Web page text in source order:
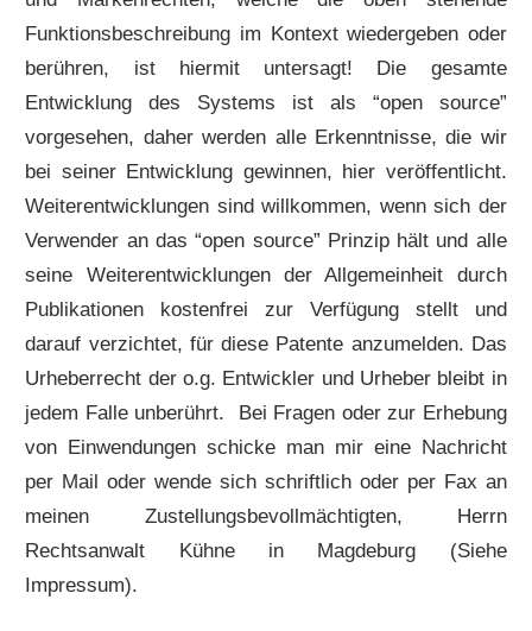
Funktionsbeschreibung im Kontext wiedergeben oder
berühren, ist hiermit untersagt! Die gesamte
Entwicklung des Systems ist als “open source”
vorgesehen, daher werden alle Erkenntnisse, die wir
bei seiner Entwicklung gewinnen, hier veröffentlicht.
Weiterentwicklungen sind willkommen, wenn sich der
Verwender an das “open source” Prinzip hält und alle
seine Weiterentwicklungen der Allgemeinheit durch
Publikationen kostenfrei zur Verfügung stellt und
darauf verzichtet, für diese Patente anzumelden. Das
Urheberrecht der o.g. Entwickler und Urheber bleibt in
jedem Falle unberührt. Bei Fragen oder zur Erhebung
von Einwendungen schicke man mir eine Nachricht
per Mail oder wende sich schriftlich oder per Fax an
meinen Zustellungsbevollmächtigten, Herrn
Rechtsanwalt Kühne in Magdeburg (Siehe
Impressum).